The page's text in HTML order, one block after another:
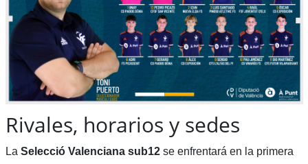
Rivales, horarios y sedes
La Selecció Valenciana sub12 se enfrentará en la primera